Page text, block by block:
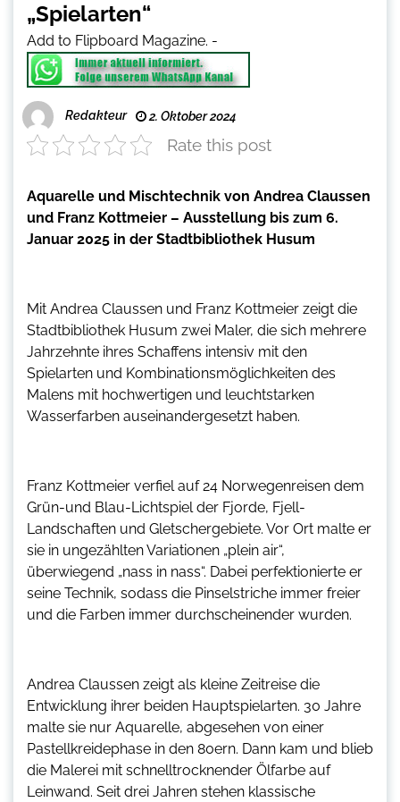
„Spielarten“
Add to Flipboard Magazine. -
Redakteur 2. Oktober 2024
Rate this post
Aquarelle und Mischtechnik von Andrea Claussen
und Franz Kottmeier – Ausstellung bis zum 6.
Januar 2025 in der Stadtbibliothek Husum
Mit Andrea Claussen und Franz Kottmeier zeigt die
Stadtbibliothek Husum zwei Maler, die sich mehrere
Jahrzehnte ihres Schaffens intensiv mit den
Spielarten und Kombinationsmöglichkeiten des
Malens mit hochwertigen und leuchtstarken
Wasserfarben auseinandergesetzt haben.
Franz Kottmeier verfiel auf 24 Norwegenreisen dem
Grün-und Blau-Lichtspiel der Fjorde, Fjell-
Landschaften und Gletschergebiete. Vor Ort malte er
sie in ungezählten Variationen „plein air“,
überwiegend „nass in nass“. Dabei perfektionierte er
seine Technik, sodass die Pinselstriche immer freier
und die Farben immer durchscheinender wurden.
Andrea Claussen zeigt als kleine Zeitreise die
Entwicklung ihrer beiden Hauptspielarten. 30 Jahre
malte sie nur Aquarelle, abgesehen von einer
Pastellkreidephase in den 80ern. Dann kam und blieb
die Malerei mit schnelltrocknender Ölfarbe auf
Leinwand. Seit drei Jahren stehen klassische